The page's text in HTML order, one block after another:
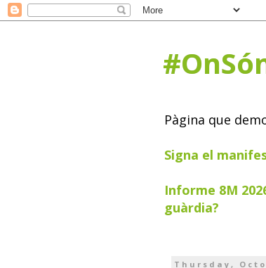
Pàgina que
Signa el
Informe 8M
guàrdia?
Thursday,